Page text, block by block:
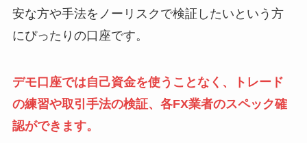
安な方や手法をノーリスクで検証したいという方
にぴったりの口座です。
デモ口座では自己資金を使うことなく、トレード
の練習や取引手法の検証、各FX業者のスペック確
認ができます。